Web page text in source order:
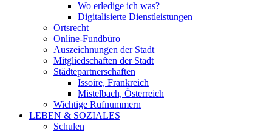
Wo erledige ich was?
Digitalisierte Dienstleistungen
Ortsrecht
Online-Fundbüro
Auszeichnungen der Stadt
Mitgliedschaften der Stadt
Städtepartnerschaften
Issoire, Frankreich
Mistelbach, Österreich
Wichtige Rufnummern
LEBEN & SOZIALES
Schulen